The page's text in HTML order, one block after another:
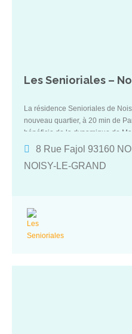
Les Senioriales –
La résidence Senioriales de
nouveau quartier, à 20 min de
bénéficie de la dynamique de
Paris Express qui reliera la ville
8 Rue Fajol 93160
NOISY-LE-GRAND